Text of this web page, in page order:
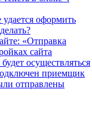
оформить
«Отправка
сайта
осуществляться
приемщик
отправлены